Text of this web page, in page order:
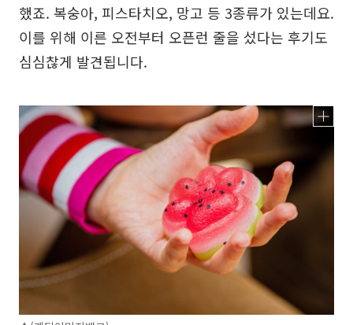
했죠. 복숭아, 피스타치오, 망고 등 3종류가 있는데요.
이를 위해 이른 오전부터 오픈런 줄을 섰다는 후기도
심심찮게 발견됩니다.